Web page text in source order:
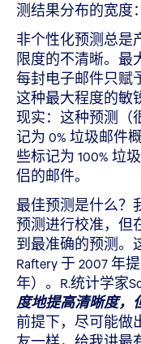
测结果分布的宽度
非个性化预测总是
限度的不清晰。最
每封电子邮件只赋
这种最大程度的敏
现实：这种预测（
记为 0% 垃圾邮件
些标记为 100% 垃
侣的邮件。
最佳预测是什么？
预测进行校准，但
到最准确的预测。
Raftery 于 2007 年
年）。R.统计学家
度地提高清晰度，
前提下，尽可能做